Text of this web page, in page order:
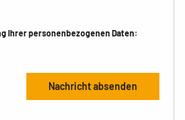
Ihrer personenbezogenen Daten: